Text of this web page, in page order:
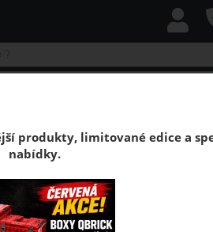
Ergobox 5 18,7 x 50 x
cm červený
materiál Ergobox 5.
produkty, limitované edice a
nabídky.